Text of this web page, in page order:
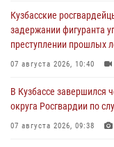
Кузбасские
задержании фигуранта
преступлении прошлых
07 августа 2026, 10:40
В Кузбассе завершился
округа Росгвардии по
07 августа 2026, 09:38